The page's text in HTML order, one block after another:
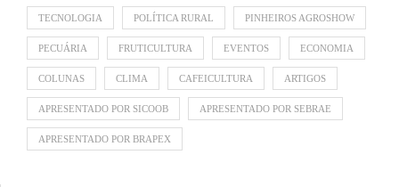
TECNOLOGIA POLÍTICA RURAL PINHEIROS AGROSHOW
PECUÁRIA FRUTICULTURA EVENTOS ECONOMIA
COLUNAS CLIMA CAFEICULTURA ARTIGOS
APRESENTADO POR SICOOB APRESENTADO POR SEBRAE
APRESENTADO POR BRAPEX